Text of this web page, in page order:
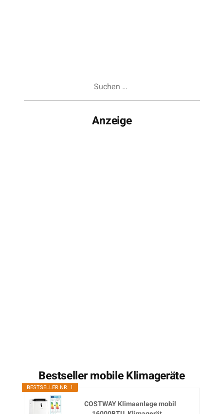
Anzeige
Bestseller mobile Klimageräte
BESTSELLER NR. 1
COSTWAY Klimaanlage mobil